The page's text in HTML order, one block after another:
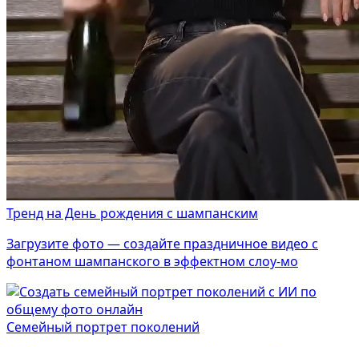
Тренд на День рождения с шампанским
Загрузите фото — создайте праздничное видео с
фонтаном шампанского в эффектном слоу-мо
Семейный портрет поколений